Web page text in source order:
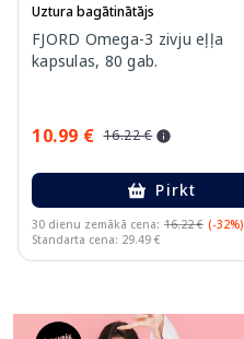
Uztura bagātinātājs
FJORD Omega-3 zivju eļļa
kapsulas, 80 gab.
10.99 € 16.22 €
Pirkt
30 dienu zemākā cena: 16.22 € (-32%)
Standarta cena: 29.49 €